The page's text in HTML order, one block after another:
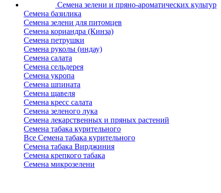
Семена зелени и пряно-ароматических культур
Семена базилика
Семена зелени для питомцев
Семена кориандра (Кинза)
Семена петрушки
Семена руколы (индау)
Семена салата
Семена сельдерея
Семена укропа
Семена шпината
Семена щавеля
Семена кресс салата
Семена зеленого лука
Семена лекарственных и пряных растений
Семена табака курительного
Все Семена табака курительного
Семена табака Вирджиния
Семена крепкого табака
Семена микрозелени